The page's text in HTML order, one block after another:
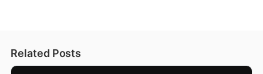
Related Posts